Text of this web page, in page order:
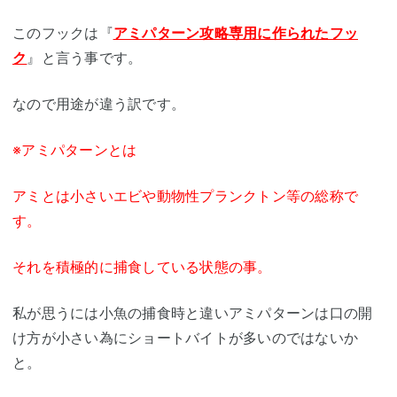
このフックは『アミパターン攻略専用に作られたフッ
ク 』と言う事です。
なので用途が違う訳です。
※アミパターンとは
アミとは小さいエビや動物性プランクトン等の総称で
す。
それを積極的に捕食している状態の事。
私が思うには小魚の捕食時と違いアミパターンは口の開
け方が小さい為にショートバイトが多いのではないか
と。